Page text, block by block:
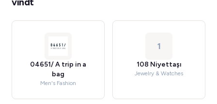
04651/ A trip in a
bag
Men's Fashion
1
108 Niyettaşı
Jewelry & Watches